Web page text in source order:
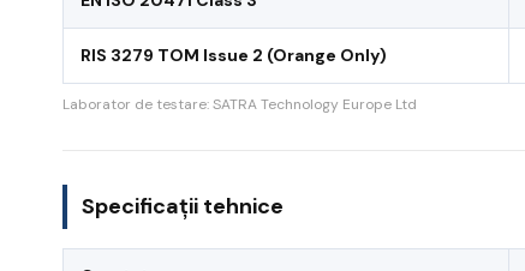
RIS 3279 TOM Issue 2 (Orange Only)
Laborator de testare: SATRA Technology Europe Ltd
Specificații tehnice